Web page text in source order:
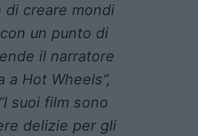
di creare mondi
un punto di
il narratore
a Hot Wheels”,
suoi film sono
delizie per gli